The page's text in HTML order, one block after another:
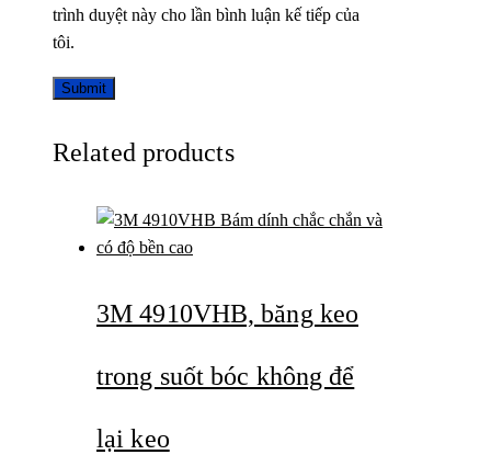
trình duyệt này cho lần bình luận kế tiếp của
tôi.
Related products
3M 4910VHB, băng keo
trong suốt bóc không để
lại keo